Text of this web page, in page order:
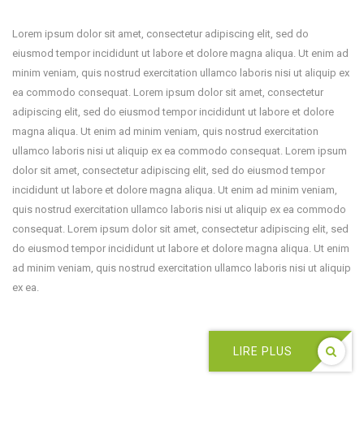
Lorem ipsum dolor sit amet, consectetur adipiscing elit, sed do
eiusmod tempor incididunt ut labore et dolore magna aliqua. Ut enim ad
minim veniam, quis nostrud exercitation ullamco laboris nisi ut aliquip ex
ea commodo consequat. Lorem ipsum dolor sit amet, consectetur
adipiscing elit, sed do eiusmod tempor incididunt ut labore et dolore
magna aliqua. Ut enim ad minim veniam, quis nostrud exercitation
ullamco laboris nisi ut aliquip ex ea commodo consequat. Lorem ipsum
dolor sit amet, consectetur adipiscing elit, sed do eiusmod tempor
incididunt ut labore et dolore magna aliqua. Ut enim ad minim veniam,
quis nostrud exercitation ullamco laboris nisi ut aliquip ex ea commodo
consequat. Lorem ipsum dolor sit amet, consectetur adipiscing elit, sed
do eiusmod tempor incididunt ut labore et dolore magna aliqua. Ut enim
ad minim veniam, quis nostrud exercitation ullamco laboris nisi ut aliquip
ex ea.
LIRE PLUS